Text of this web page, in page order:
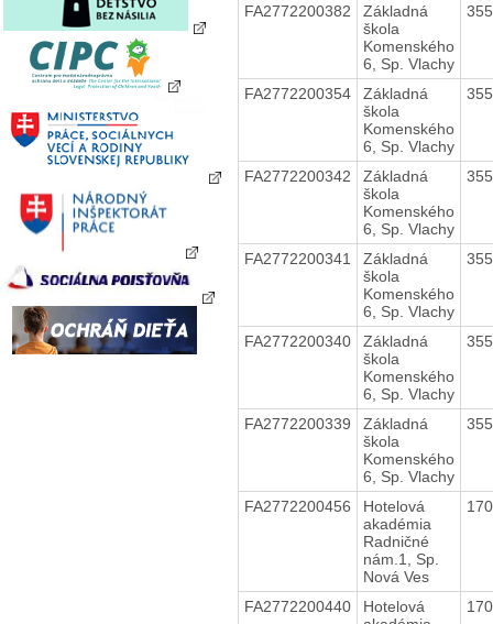
FA2772200382
Základná
škola
Komenského
6, Sp. Vlachy
FA2772200354
Základná
škola
Komenského
6, Sp. Vlachy
FA2772200342
Základná
škola
Komenského
6, Sp. Vlachy
FA2772200341
Základná
škola
Komenského
6, Sp. Vlachy
FA2772200340
Základná
škola
Komenského
6, Sp. Vlachy
FA2772200339
Základná
škola
Komenského
6, Sp. Vlachy
FA2772200456
Hotelová
akadémia
Radničné
nám.1, Sp.
Nová Ves
FA2772200440
Hotelová